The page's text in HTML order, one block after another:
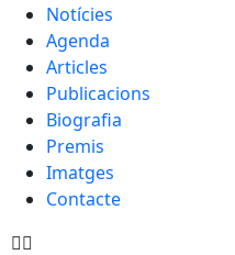
Notícies
Agenda
Articles
Publicacions
Biografia
Premis
Imatges
Contacte